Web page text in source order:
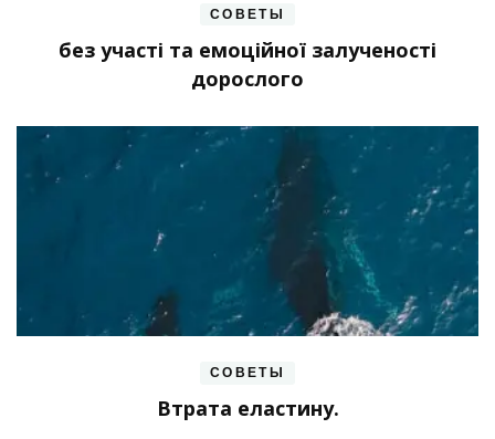
СОВЕТЫ
без участі та емоційної залученості
дорослого
СОВЕТЫ
Втрата еластину.